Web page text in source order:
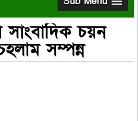
চয়ন
সম্পন্ন